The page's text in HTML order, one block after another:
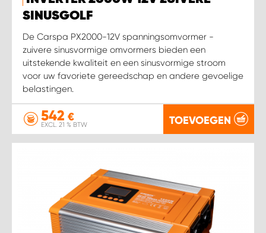
SINUSGOLF
De Carspa PX2000-12V spanningsomvormer -
zuivere sinusvormige omvormers bieden een
uitstekende kwaliteit en een sinusvormige stroom
voor uw favoriete gereedschap en andere gevoelige
belastingen.
542 €
EXCL. 21 % BTW TOEVOEGEN
WORK SYSTEM KOOTWIJKERBROEK
WORK SYSTEM LOPIK AUTOSERVICE BENSCHOP
WORK SYSTEM OOSTERHOUT
WORK SYSTEM REEUWIJK